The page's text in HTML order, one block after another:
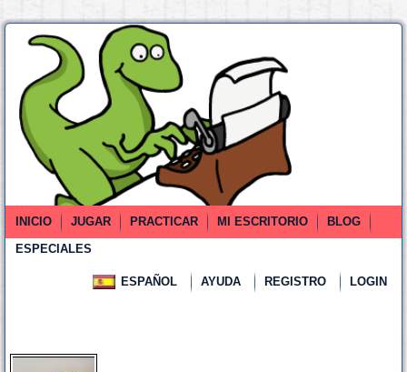
INICIO JUGAR PRACTICAR MI ESCRITORIO
BLOG
ESPECIALES
ESPAÑOL AYUDA REGISTRO LOGIN